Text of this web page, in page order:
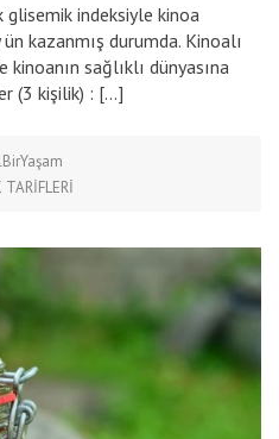
glisemik indeksiyle kinoa
kazanmış durumda. Kinoalı
sağlıklı dünyasına
(3 kişilik) : […]
TARİFLERİ